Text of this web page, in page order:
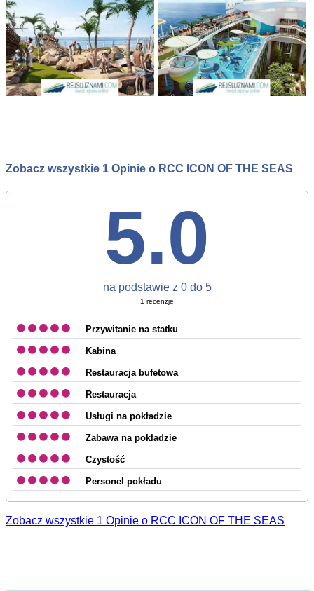
Zobacz wszystkie 1 Opinie o RCC ICON OF THE SEAS
5.0
na podstawie z 0 do 5
1 recenzje
Przywitanie na statku
Kabina
Restauracja bufetowa
Restauracja
Usługi na pokładzie
Zabawa na pokładzie
Czystość
Personel pokładu
Zobacz wszystkie 1 Opinie o RCC ICON OF THE SEAS